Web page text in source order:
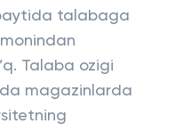
talabaga
Talaba ozigi
magazinlarda